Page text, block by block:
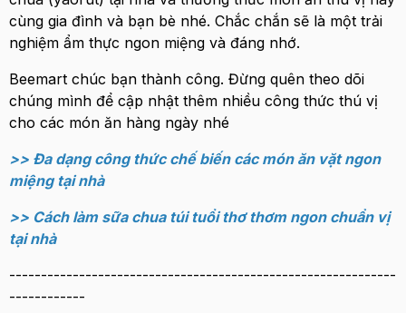
cùng gia đình và bạn bè nhé. Chắc chắn sẽ là một trải
nghiệm ẩm thực ngon miệng và đáng nhớ.
Beemart chúc bạn thành công. Đừng quên theo dõi
chúng mình để cập nhật thêm nhiều công thức thú vị
cho các món ăn hàng ngày nhé
>> Đa dạng công thức chế biến các món ăn vặt ngon
miệng tại nhà
>> Cách làm sữa chua túi tuổi thơ thơm ngon chuẩn vị
tại nhà
-------------------------------------------------------------
------------